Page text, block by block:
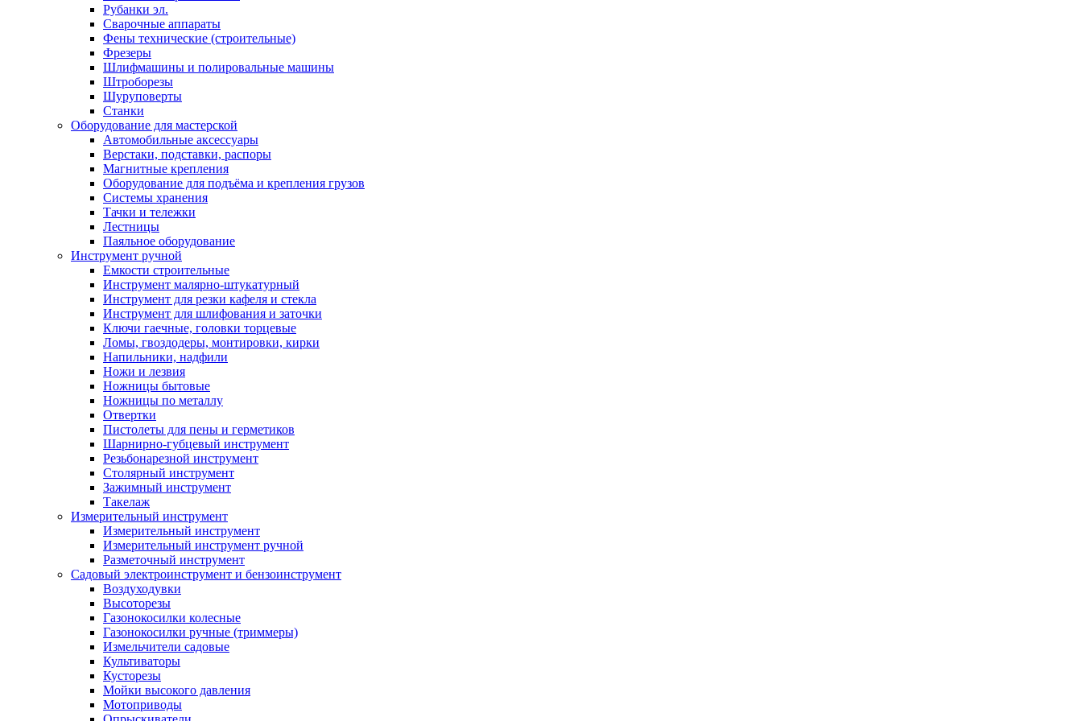
Рубанки эл.
Сварочные аппараты
Фены технические (строительные)
Фрезеры
Шлифмашины и полировальные машины
Штроборезы
Шуруповерты
Станки
Оборудование для мастерской
Автомобильные аксессуары
Верстаки, подставки, распоры
Магнитные крепления
Оборудование для подъёма и крепления грузов
Системы хранения
Тачки и тележки
Лестницы
Паяльное оборудование
Инструмент ручной
Емкости строительные
Инструмент малярно-штукатурный
Инструмент для резки кафеля и стекла
Инструмент для шлифования и заточки
Ключи гаечные, головки торцевые
Ломы, гвоздодеры, монтировки, кирки
Напильники, надфили
Ножи и лезвия
Ножницы бытовые
Ножницы по металлу
Отвертки
Пистолеты для пены и герметиков
Шарнирно-губцевый инструмент
Резьбонарезной инструмент
Столярный инструмент
Зажимный инструмент
Такелаж
Измерительный инструмент
Измерительный инструмент
Измерительный инструмент ручной
Разметочный инструмент
Садовый электроинструмент и бензоинструмент
Воздуходувки
Высоторезы
Газонокосилки колесные
Газонокосилки ручные (триммеры)
Измельчители садовые
Культиваторы
Кусторезы
Мойки высокого давления
Мотоприводы